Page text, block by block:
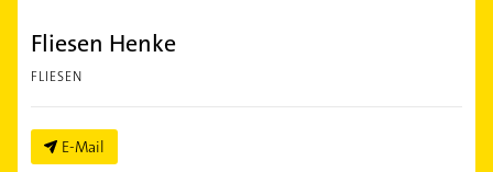
Fliesen Henke
FLIESEN
E-Mail